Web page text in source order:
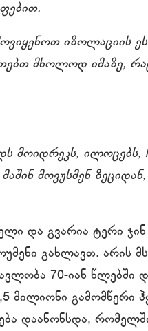
იზოლაციის
მხოლოდ იმაზე,
მოიდრეკს, ილოცებს,
მოვუსმენ
და გვარია ტერი
გახლავთ. არის
70-იან წლებში
მილიონი გამომწერი
დაანონსდა,